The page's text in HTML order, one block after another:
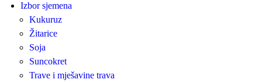
Izbor sjemena
Kukuruz
Žitarice
Soja
Suncokret
Trave i mješavine trava